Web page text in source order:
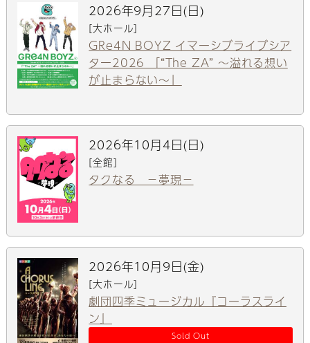
2026年9月27日(日)
[大ホール]
GRe4N BOYZ イマーシブライブシア
ター2026 「“The ZA” 〜溢れる想い
が止まらない〜」
2026年10月4日(日)
[全館]
タクなる －夢現－
2026年10月9日(金)
[大ホール]
劇団四季ミュージカル『コーラスライ
ン』
Sold Out